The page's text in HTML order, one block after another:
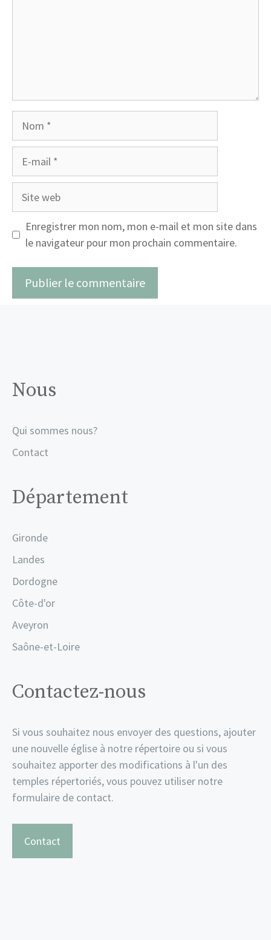
Site
Enregistrer mon nom, mon e-mail et mon site dans
le navigateur pour mon prochain commentaire.
Nous
Qui sommes nous?
Contact
Département
Gironde
Landes
Dordogne
Côte-d'or
Aveyron
Saône-et-Loire
Contactez-nous
Si vous souhaitez nous envoyer des questions, ajouter
une nouvelle église à notre répertoire ou si vous
souhaitez apporter des modifications à l'un des
temples répertoriés, vous pouvez utiliser notre
formulaire de contact.
Contact